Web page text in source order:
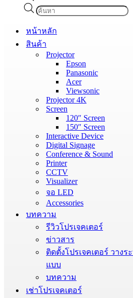
Products
search
หน้าหลัก
สินค้า
Projector
Epson
Panasonic
Acer
Viewsonic
Projector 4K
Screen
120″ Screen
150″ Screen
Interactive Device
Digital Signage
Conference & Sound
Printer
CCTV
Visualizer
จอ LED
Accessories
บทความ
รีวิวโปรเจคเตอร์
ข่าวสาร
ติดตั้งโปรเจคเตอร์ วางร
แบบ
บทความ
เช่าโปรเจคเตอร์